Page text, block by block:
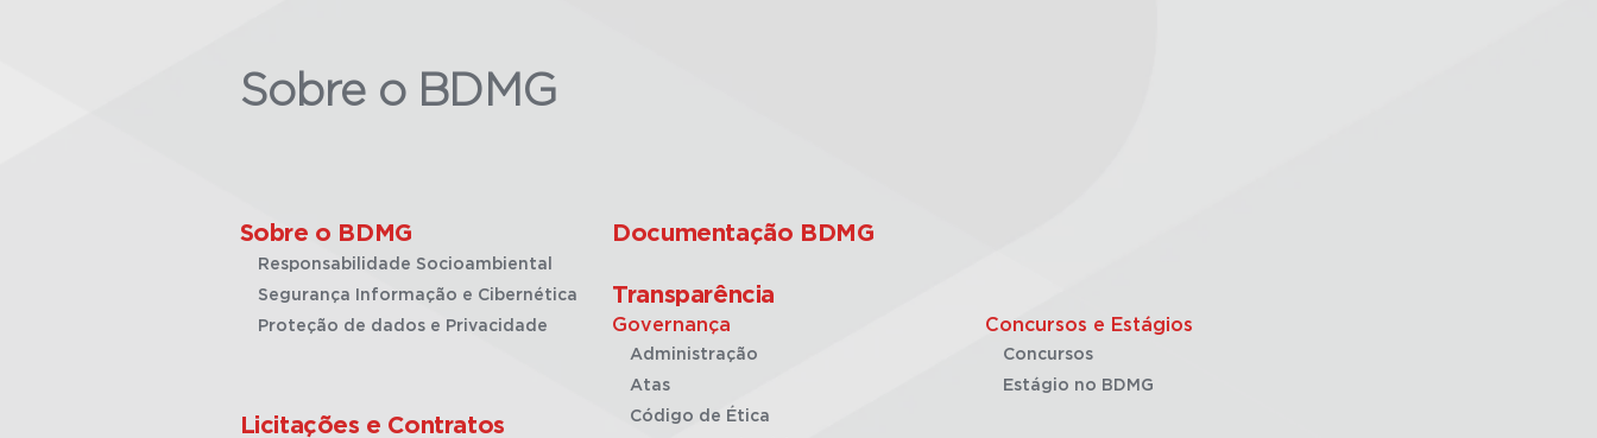
Sobre o BDMG
Sobre o BDMG
Responsabilidade Socioambiental
Segurança Informação e Cibernética
Proteção de dados e Privacidade
Licitações e Contratos
Documentação BDMG
Transparência
Governança
Administração
Atas
Código de Ética
Concursos e Estágios
Concursos
Estágio no BDMG